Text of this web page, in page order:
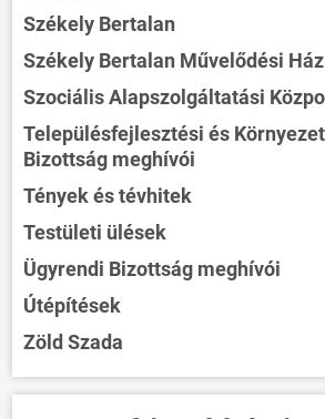
Székely Bertalan
Székely Bertalan Művelődési
Szociális Alapszolgáltatási
Településfejlesztési és
Bizottság meghívói
Tények és tévhitek
Testületi ülések
Ügyrendi Bizottság meghívói
Útépítések
Zöld Szada